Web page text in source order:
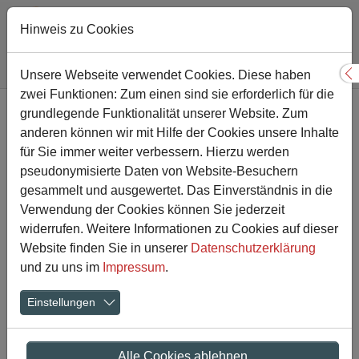
Zum Hauptinhalt springen
Sie sind hier:
Gesamtschule Nachricht
Herzlich willkommen an
unserer Gesamtschule! -
Einschulungsfeier des
neuen 5. Jahrgangs
08.08.2023
Hinweis zu Cookies
Unsere Webseite verwendet Cookies. Diese haben
zwei Funktionen: Zum einen sind sie erforderlich für die
grundlegende Funktionalität unserer Website. Zum
anderen können wir mit Hilfe der Cookies unsere Inhalte
für Sie immer weiter verbessern. Hierzu werden
pseudonymisierte Daten von Website-Besuchern
gesammelt und ausgewertet. Das Einverständnis in die
Verwendung der Cookies können Sie jederzeit
widerrufen. Weitere Informationen zu Cookies auf dieser
Website finden Sie in unserer Datenschutzerklärung
und zu uns im Impressum.
Einstellungen
Alle Cookies ablehnen